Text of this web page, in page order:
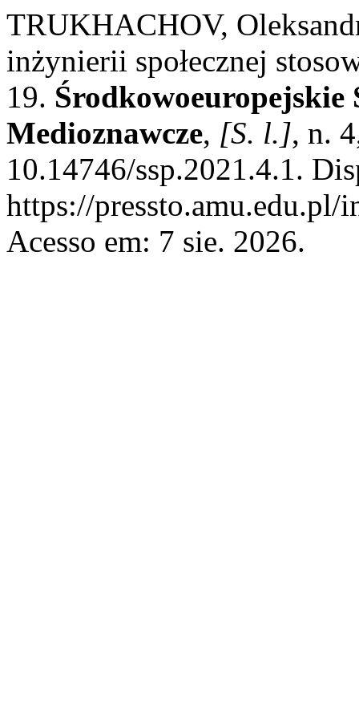
TRUKHACHOV,
inżynierii społecznej
19.
Medioznawcze, [S. l.], n.
10.14746/ssp.2021.4.1.
https://
Acesso em: 7 sie. 2026.